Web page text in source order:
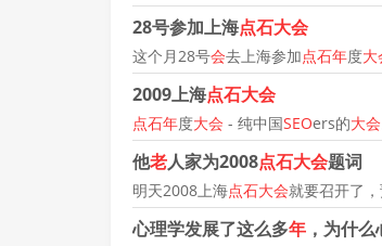
28号参加上海点石大会
这个月28号会去上海参加点石年度大
2009上海点石大会
点石年度大会 - 纯中国SEOers的大会
他老人家为2008点石大会题词
明天2008上海点石大会就要召开了
心理学发展了这么多年 ，为什